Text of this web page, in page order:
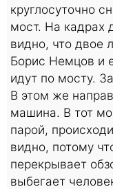
круглосуточно
мост. На кадрах
видно, что двое
Борис Немцов и
идут по мосту.
В этом же
машина. В тот
парой,
видно, потому
перекрывает
выбегает